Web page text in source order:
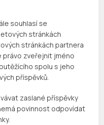
souhlasí se
stránkách
stránkách partnera
právo zveřejnit jméno
spolu s jeho
příspěvků.
zaslané příspěvky
povinnost odpovídat